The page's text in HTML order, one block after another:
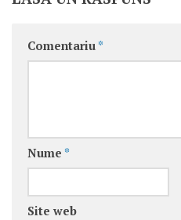
Comentariu *
Nume *
Site web